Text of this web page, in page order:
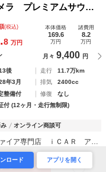
ラ プレミアムサウン
席モニター パワー
シートヒーター モデ
(税込)
8 万円
本体価格
169.6
万円
諸費用
8.2
万円
月々 9,400 円
後 走行
11.7万km
年3月 排気
2400cc
整備付 修復
なし
付 (12ヶ月・走行無制限)
オンライン商談可
アルファード／ヴェルファイア専門店 ｉＣＡＲ アイカー
る
お気に入り
ロード アプリを開く